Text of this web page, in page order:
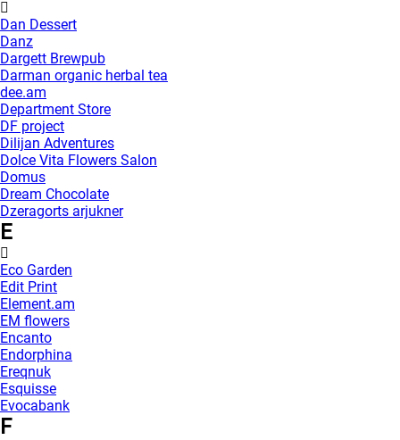
Dan Dessert
Danz
Dargett Brewpub
Darman organic herbal tea
dee.am
Department Store
DF project
Dilijan Adventures
Dolce Vita Flowers Salon
Domus
Dream Chocolate
Dzeragorts arjukner
E
Eco Garden
Edit Print
Element.am
EM flowers
Encanto
Endorphina
Ereqnuk
Esquisse
Evocabank
F